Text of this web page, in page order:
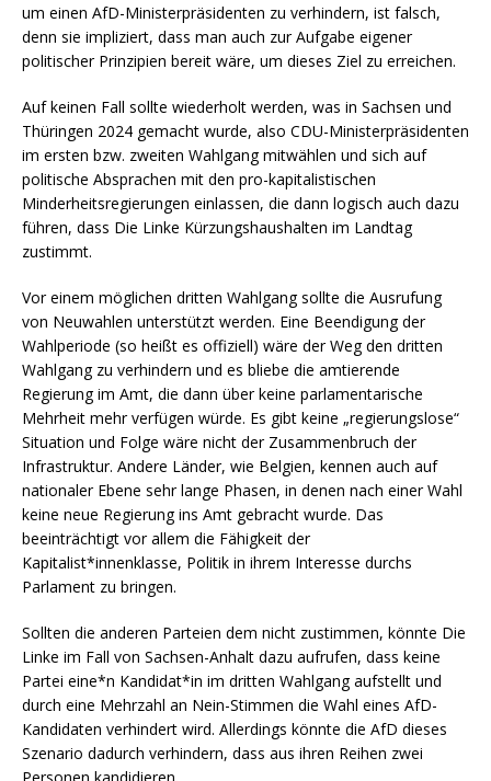
um einen AfD-Ministerpräsidenten zu verhindern, ist falsch,
denn sie impliziert, dass man auch zur Aufgabe eigener
politischer Prinzipien bereit wäre, um dieses Ziel zu erreichen.
Auf keinen Fall sollte wiederholt werden, was in Sachsen und
Thüringen 2024 gemacht wurde, also CDU-Ministerpräsidenten
im ersten bzw. zweiten Wahlgang mitwählen und sich auf
politische Absprachen mit den pro-kapitalistischen
Minderheitsregierungen einlassen, die dann logisch auch dazu
führen, dass Die Linke Kürzungshaushalten im Landtag
zustimmt.
Vor einem möglichen dritten Wahlgang sollte die Ausrufung
von Neuwahlen unterstützt werden. Eine Beendigung der
Wahlperiode (so heißt es offiziell) wäre der Weg den dritten
Wahlgang zu verhindern und es bliebe die amtierende
Regierung im Amt, die dann über keine parlamentarische
Mehrheit mehr verfügen würde. Es gibt keine „regierungslose“
Situation und Folge wäre nicht der Zusammenbruch der
Infrastruktur. Andere Länder, wie Belgien, kennen auch auf
nationaler Ebene sehr lange Phasen, in denen nach einer Wahl
keine neue Regierung ins Amt gebracht wurde. Das
beeinträchtigt vor allem die Fähigkeit der
Kapitalist*innenklasse, Politik in ihrem Interesse durchs
Parlament zu bringen.
Sollten die anderen Parteien dem nicht zustimmen, könnte Die
Linke im Fall von Sachsen-Anhalt dazu aufrufen, dass keine
Partei eine*n Kandidat*in im dritten Wahlgang aufstellt und
durch eine Mehrzahl an Nein-Stimmen die Wahl eines AfD-
Kandidaten verhindert wird. Allerdings könnte die AfD dieses
Szenario dadurch verhindern, dass aus ihren Reihen zwei
Personen kandidieren.